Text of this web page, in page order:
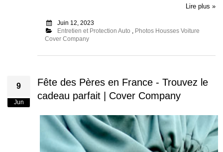
Lire plus »
Juin 12, 2023
Entretien et Protection Auto , Photos Housses Voiture
Cover Company
9
Jun
Fête des Pères en France - Trouvez le
cadeau parfait | Cover Company